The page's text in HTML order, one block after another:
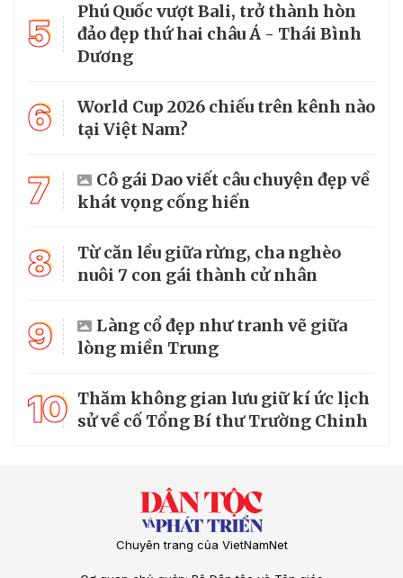
5
Phú Quốc vượt Bali, trở thành hòn
đảo đẹp thứ hai châu Á - Thái Bình
Dương
6
World Cup 2026 chiếu trên kênh nào
tại Việt Nam?
7
Cô gái Dao viết câu chuyện đẹp về
khát vọng cống hiến
8
Từ căn lều giữa rừng, cha nghèo
nuôi 7 con gái thành cử nhân
9
Làng cổ đẹp như tranh vẽ giữa
lòng miền Trung
10 Thăm không gian lưu giữ kí ức lịch
sử về cố Tổng Bí thư Trường Chinh
Chuyên trang của VietNamNet